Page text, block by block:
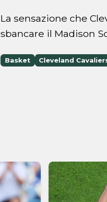
La sensazione che
sbancare il Madison
Basket Cleveland